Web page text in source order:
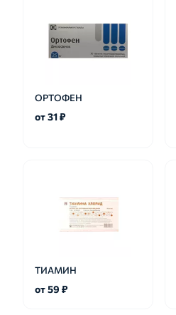
ОРТОФЕН
от 31 ₽
ТИАМИН
от 59 ₽